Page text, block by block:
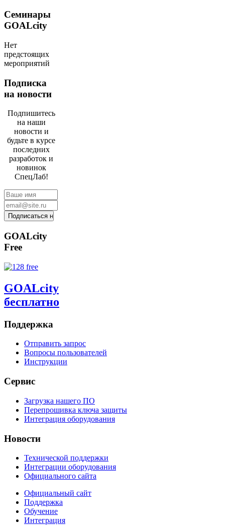
Семинары
GOALcity
Нет
предстоящих
мероприятий
Подписка
на новости
Подпишитесь
на наши
новости и
будьте в курсе
последних
разработок и
новинок
СпецЛаб!
GOALcity
Free
GOALcity
бесплатно
Поддержка
Отправить запрос
Вопросы пользователей
Инструкции
Сервис
Загрузка нашего ПО
Перепрошивка ключа защиты
Интеграция оборудования
Новости
Технической поддержки
Интеграции оборудования
Официального сайта
Официальный сайт
Поддержка
Обучение
Интеграция